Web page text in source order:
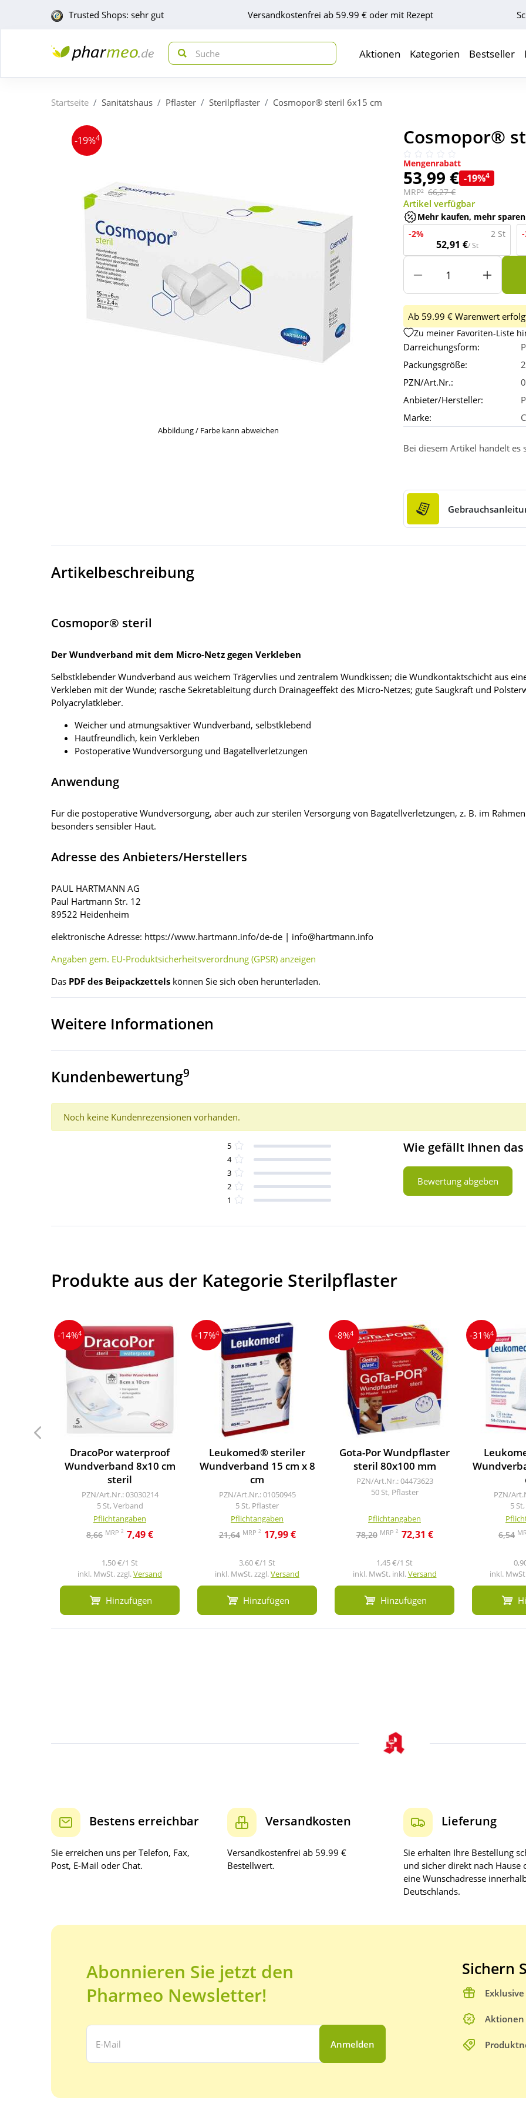
Trusted Shops: sehr gut Versandkostenfrei ab 59.99 € oder mit Rezept
Aktionen Kategorien Bestseller
Startseite Sanitätshaus Pflaster Sterilpflaster Cosmopor® steril 6x15 cm
-19%4
Abbildung / Farbe kann abweichen
Cosmopor®
Mengenrabatt
53,99 € -19%4
MRP² 66,27 €
Artikel verfügbar
Mehr kaufen, mehr sparen
-2%
2 St
52,91 €/ St
Ab 59.99 € Warenwert
Zu meiner Favoriten-Liste
Darreichungsform:
Packungsgröße:
PZN/Art.Nr.:
Anbieter/Hersteller:
Marke:
Bei diesem Artikel handelt
Artikelbeschreibung
Cosmopor® steril
Der Wundverband mit dem Micro-Netz gegen Verkleben
Selbstklebender Wundverband aus weichem Trägervlies und zentralem Wundkissen; die Wundkontaktschicht aus
Verkleben mit der Wunde; rasche Sekretableitung durch Drainageeffekt des Micro-Netzes; gute Saugkraft und
Polyacrylatkleber.
Weicher und atmungsaktiver Wundverband, selbstklebend
Hautfreundlich, kein Verkleben
Postoperative Wundversorgung und Bagatellverletzungen
Anwendung
Für die postoperative Wundversorgung, aber auch zur sterilen Versorgung von Bagatellverletzungen, z. B. im
besonders sensibler Haut.
Adresse des Anbieters/Herstellers
PAUL HARTMANN AG
Paul Hartmann Str. 12
89522 Heidenheim
elektronische Adresse: https://www.hartmann.info/de-de | info@hartmann.info
Angaben gem. EU-Produktsicherheitsverordnung (GPSR) anzeigen
Das PDF des Beipackzettels können Sie sich oben herunterladen.
Weitere Informationen
Kundenbewertung9
Noch keine Kundenrezensionen vorhanden.
5
4
3
2
1
Wie gefällt Ihnen
Bewertung abgeben
Produkte aus der Kategorie Sterilpflaster
-14%4
DracoPor waterproof
Wundverband 8x10 cm
steril
PZN/Art.Nr.: 03030214
5 St, Verband
Pflichtangaben
8,66 MRP 2 7,49 €
1,50 €/1 St
inkl. MwSt. zzgl.Versand
Hinzufügen
-17%4
Leukomed® steriler
Wundverband 15 cm x 8
cm
PZN/Art.Nr.: 01050945
5 St, Pflaster
Pflichtangaben
21,64 MRP 2 17,99 €
3,60 €/1 St
inkl. MwSt. zzgl.Versand
Hinzufügen
-8%4
Gota-Por Wundpflaster
steril 80x100 mm
PZN/Art.Nr.: 04473623
50 St, Pflaster
Pflichtangaben
78,20 MRP 2 72,31 €
1,45 €/1 St
inkl. MwSt. inkl.Versand
Hinzufügen
-31%4
PZN/
5
6,54
inkl.
Bestens erreichbar
Sie erreichen uns per Telefon, Fax,
Post, E-Mail oder Chat.
Versandkosten
Versandkostenfrei ab 59.99 €
Bestellwert.
Lieferung
Sie erhalten Ihre Bestellung
und sicher direkt nach Hause
eine Wunschadresse
Deutschlands.
Abonnieren Sie jetzt den
Pharmeo Newsletter!
Ihre E-Mail Adresse:
Anmelden
Sichern
Aktionen